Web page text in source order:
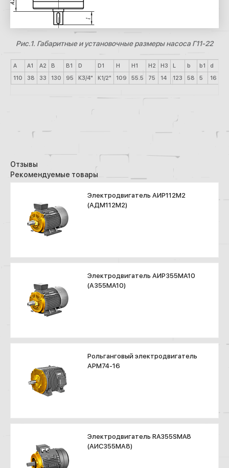
Рис.1. Габаритные и установочные размеры насоса Г11-22
A A1 A2 B B1 D D1 H H1 H2 H3 L b b1 d
110
38 33 130 95 К3/4" К1/2" 109 55.5 75 14 123 58 5 16
Отзывы
Рекомендуемые товары
Электродвигатель АИР112М2
(АДМ112М2)
Электродвигатель АИР355МА10
(А355МА10)
Рольганговый электродвигатель
АРМ74-16
Электродвигатель RA355SMA8
(АИС355МА8)